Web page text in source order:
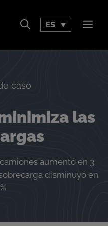
ES
caso
las
aumentó en 3
disminuyó en